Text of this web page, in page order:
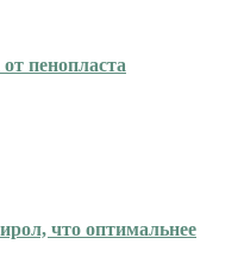
пенопласта
что оптимальнее